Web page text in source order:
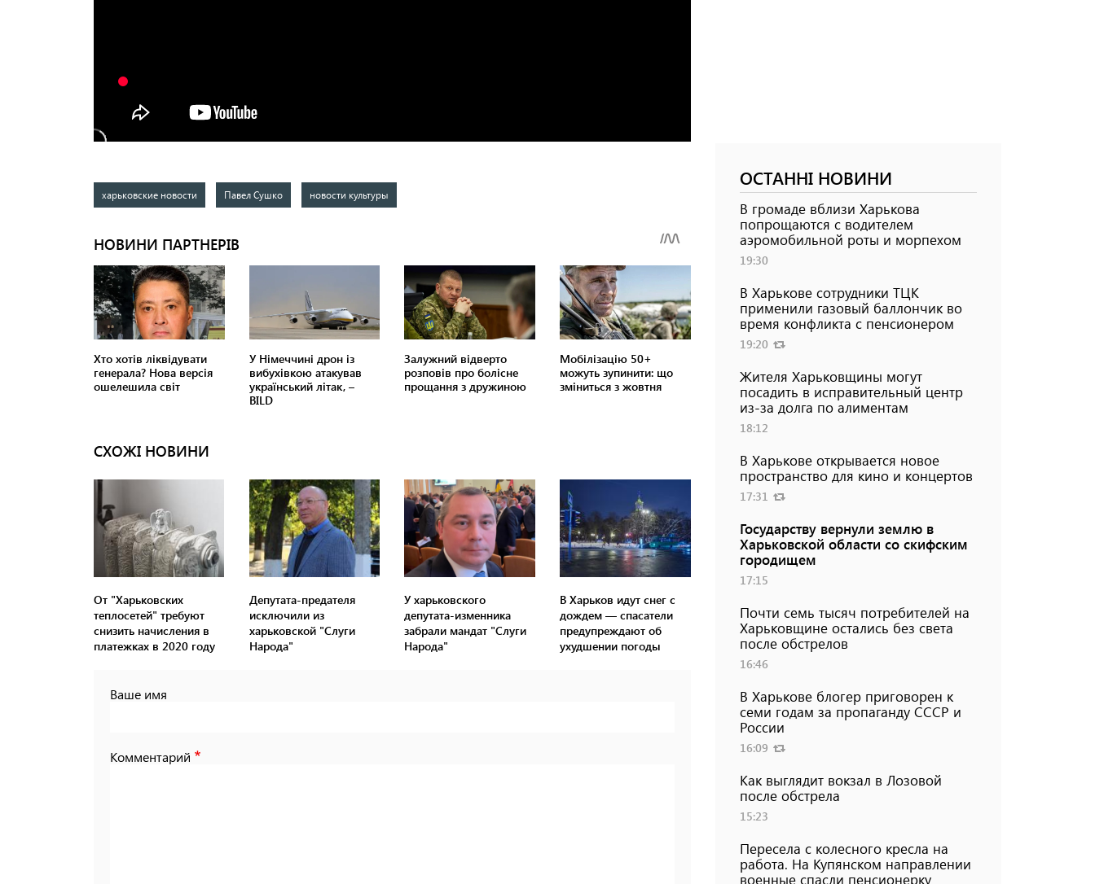
харьковские новости Павел Сушко новости культуры
СХОЖІ НОВИНИ
От "Харьковских
теплосетей" требуют
снизить начисления в
платежках в 2020 году
Депутата-предателя
исключили из
харьковской "Слуги
Народа"
У харьковского
депутата-изменника
забрали мандат "Слуги
Народа"
В Харьков идут снег с
дождем — спасатели
предупреждают об
ухудшении погоды
Ваше имя
Комментарий
ОСТАННІ НОВИНИ
В громаде вблизи Харькова
попрощаются с водителем
аэромобильной роты и морпехом
19:30
В Харькове сотрудники ТЦК
применили газовый баллончик во
время конфликта с пенсионером
19:20
Жителя Харьковщины могут
посадить в исправительный центр
из-за долга по алиментам
18:12
В Харькове открывается новое
пространство для кино и концертов
17:31
Государству вернули землю в
Харьковской области со скифским
городищем
17:15
Почти семь тысяч потребителей на
Харьковщине остались без света
после обстрелов
16:46
В Харькове блогер приговорен к
семи годам за пропаганду СССР и
России
16:09
Как выглядит вокзал в Лозовой
после обстрела
15:23
Пересела с колесного кресла на
работа. На Купянском направлении
военные спасли пенсионерку